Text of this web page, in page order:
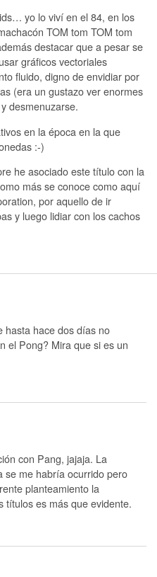
yo lo viví en el 84, en los
TOM tom TOM tom
destacar que a pesar se
gráficos vectoriales
fluido, digno de envidiar por
(era un gustazo ver enormes
desmenuzarse.
en la época en la que
:-)
he asociado este título con la
más se conoce como aquí
por aquello de ir
y luego lidiar con los cachos
hasta hace dos días no
el Pong? Mira que si es un
con Pang, jajaja. La
se me habría ocurrido pero
planteamiento la
títulos es más que evidente.